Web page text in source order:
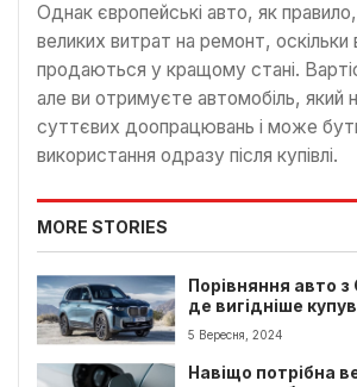
Однак європейські авто, як
великих витрат на ремонт, оскільки
продаються у кращому стані.
але ви отримуєте автомобіль, який
суттєвих доопрацювань і може
використання одразу після купівлі.
MORE STORIES
Порівняння авто
де вигідніше
5 Вересня, 2024
Навіщо потрібна